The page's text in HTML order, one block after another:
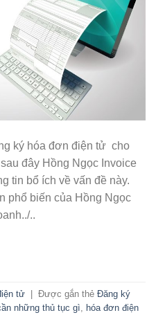
ký hóa đơn điện tử cho
đây Hồng Ngọc Invoice
tin bổ ích về vấn đề này.
phổ biến của Hồng Ngọc
..
tử Được gắn thẻ Đăng ký
những thủ tục gì
hóa đơn điện